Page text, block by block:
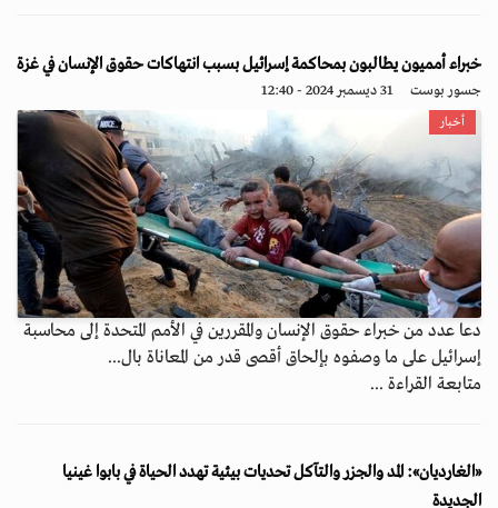
خبراء أمميون يطالبون بمحاكمة إسرائيل بسبب انتهاكات حقوق الإنسان في غزة
جسور بوست 31 ديسمبر 2024 - 12:40
أخبار
دعا عدد من خبراء حقوق الإنسان والمقررين في الأمم المتحدة إلى محاسبة
إسرائيل على ما وصفوه بإلحاق أقصى قدر من المعاناة بال...
متابعة القراءة ...
«الغارديان»: المد والجزر والتآكل تحديات بيئية تهدد الحياة في بابوا غينيا
الجديدة